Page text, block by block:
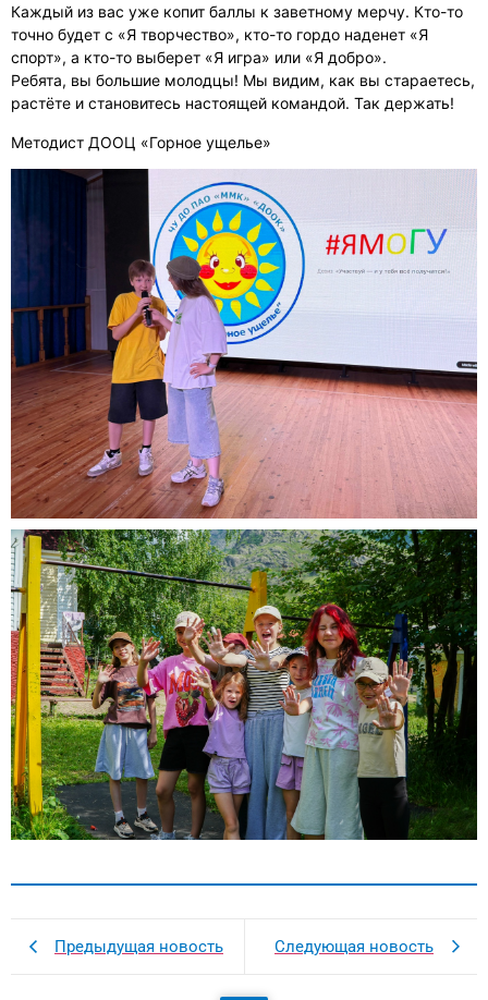
Каждый из вас уже копит баллы к заветному мерчу. Кто-то
точно будет с «Я творчество», кто-то гордо наденет «Я
спорт», а кто-то выберет «Я игра» или «Я добро».
Ребята, вы большие молодцы! Мы видим, как вы стараетесь,
растёте и становитесь настоящей командой. Так держать!
Методист ДООЦ «Горное ущелье»
Предыдущая новость Следующая новость